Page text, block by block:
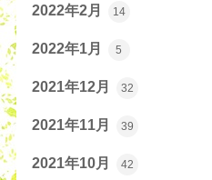
2022年2月 14
2022年1月 5
2021年12月 32
2021年11月 39
2021年10月 42